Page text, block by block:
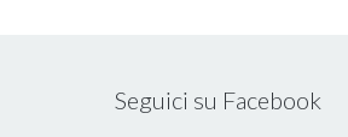
Seguici su Facebook